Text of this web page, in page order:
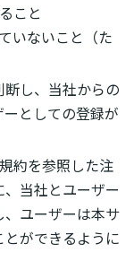
こと
いないこと（た
し、当社からの
としての登録が
約を参照した注
当社とユーザー
ユーザーは本サ
ができるように